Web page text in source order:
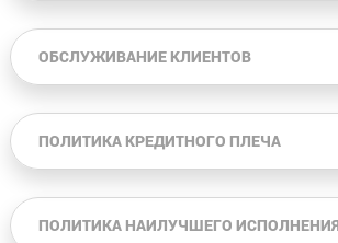
ОБСЛУЖИВАНИЕ КЛИЕНТОВ
ПОЛИТИКА КРЕДИТНОГО ПЛЕЧА
ПОЛИТИКА НАИЛУЧШЕГО